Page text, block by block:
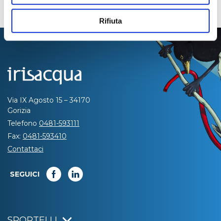
Rifiuta
Via IX Agosto 15 – 34170
Gorizia
Telefono 0481-593111
Fax: 0481-593410
Contattaci
SEGUICI